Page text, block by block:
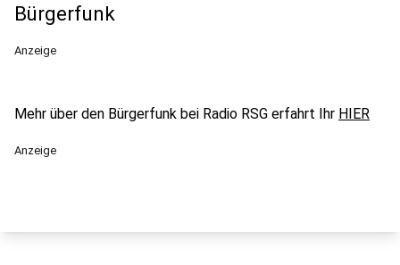
Bürgerfunk
Anzeige
Mehr über den Bürgerfunk bei Radio RSG erfahrt Ihr HIER
Anzeige